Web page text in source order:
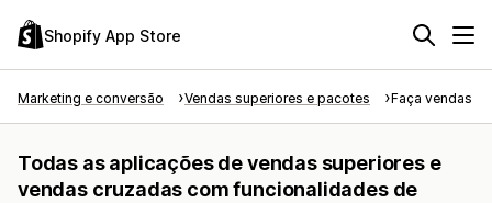
Shopify App Store
Marketing e conversão Vendas superiores e pacotes Faça vendas
Todas as aplicações de vendas superiores e
vendas cruzadas com funcionalidades de